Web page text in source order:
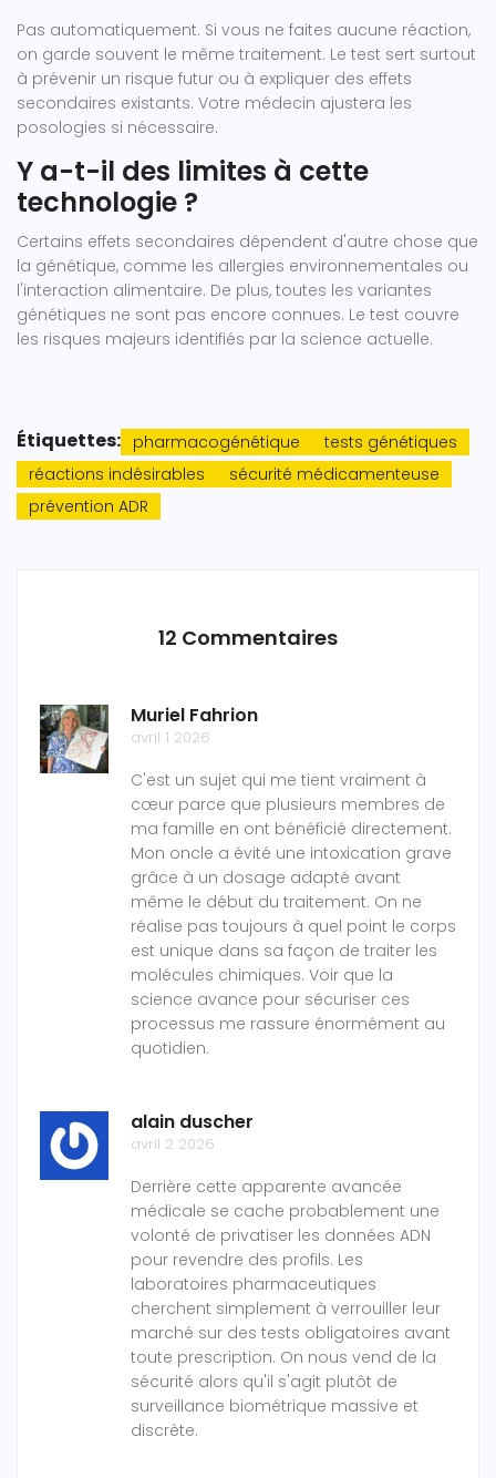
Pas automatiquement. Si vous ne faites aucune réaction,
on garde souvent le même traitement. Le test sert surtout
à prévenir un risque futur ou à expliquer des effets
secondaires existants. Votre médecin ajustera les
posologies si nécessaire.
Y a-t-il des limites à cette
technologie ?
Certains effets secondaires dépendent d'autre chose que
la génétique, comme les allergies environnementales ou
l'interaction alimentaire. De plus, toutes les variantes
génétiques ne sont pas encore connues. Le test couvre
les risques majeurs identifiés par la science actuelle.
Étiquettes: pharmacogénétique
tests génétiques
réactions indésirables
sécurité médicamenteuse
prévention ADR
12 Commentaires
Muriel Fahrion
avril 1 2026
C'est un sujet qui me tient vraiment à
cœur parce que plusieurs membres de
ma famille en ont bénéficié directement.
Mon oncle a évité une intoxication grave
grâce à un dosage adapté avant
même le début du traitement. On ne
réalise pas toujours à quel point le corps
est unique dans sa façon de traiter les
molécules chimiques. Voir que la
science avance pour sécuriser ces
processus me rassure énormément au
quotidien.
alain duscher
avril 2 2026
Derrière cette apparente avancée
médicale se cache probablement une
volonté de privatiser les données ADN
pour revendre des profils. Les
laboratoires pharmaceutiques
cherchent simplement à verrouiller leur
marché sur des tests obligatoires avant
toute prescription. On nous vend de la
sécurité alors qu'il s'agit plutôt de
surveillance biométrique massive et
discrète.